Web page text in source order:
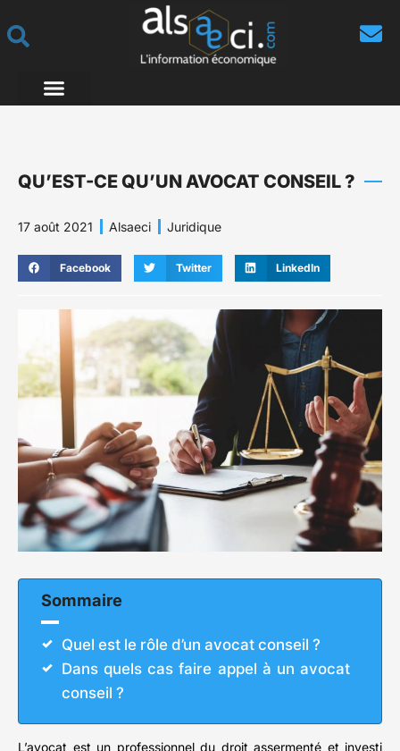
QU’EST-CE QU’UN AVOCAT CONSEIL ?
17 août 2021 Alsaeci Juridique
Facebook Twitter LinkedIn
Sommaire
Quel est le rôle d’un avocat conseil ?
Dans quels cas faire appel à un avocat
conseil ?
L’avocat est un professionnel du droit assermenté et investi